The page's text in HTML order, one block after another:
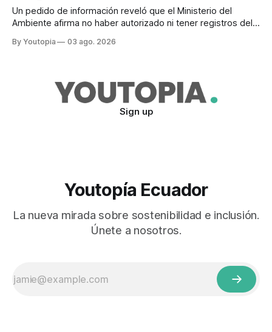
Un pedido de información reveló que el Ministerio del
Ambiente afirma no haber autorizado ni tener registros del
By Youtopia 03 ago. 2026
Sign up
Youtopía Ecuador
La nueva mirada sobre sostenibilidad e inclusión.
Únete a nosotros.